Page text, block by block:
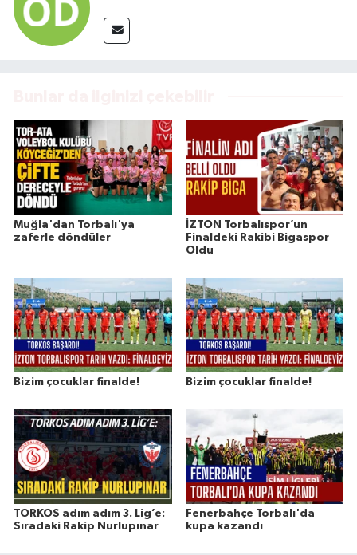
Muğla'dan Torbalı'ya
zaferle döndüler
İZTON Torbalıspor’un
Finaldeki Rakibi Bigaspor
Oldu
Bizim çocuklar finalde! Bizim çocuklar finalde!
TORKOS adım adım 3. Lig’e:
Sıradaki Rakip Nurlupınar
Fenerbahçe Torbalı'da
kupa kazandı